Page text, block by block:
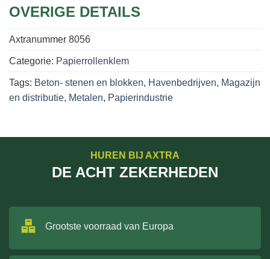
OVERIGE DETAILS
Axtranummer 8056
Categorie: Papierrollenklem
Tags: Beton- stenen en blokken, Havenbedrijven, Magazijn
en distributie, Metalen, Papierindustrie
HUREN BIJ AXTRA
DE ACHT ZEKERHEDEN
Grootste voorraad van Europa